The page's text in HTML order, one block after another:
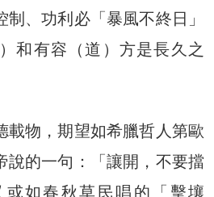
、功利必「暴風不終日」
和有容（道）方是長久之
載物，期望如希臘哲人第歐
說的一句：「讓開，不要擋
如春秋草民唱的「擊壤